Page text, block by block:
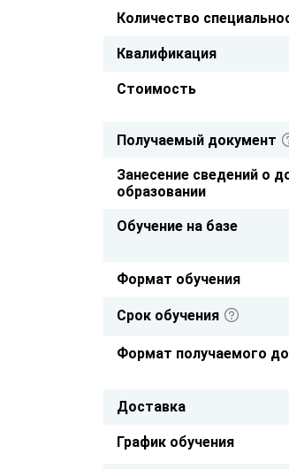
Количество
Квалификация
Стоимость
Получаемый документ
Занесение сведений о
образовании
Обучение на базе
Формат обучения
Срок обучения
Формат получаемого
Доставка
График обучения